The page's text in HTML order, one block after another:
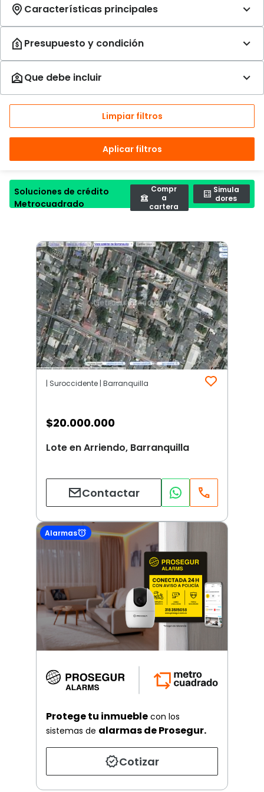
Limpiar filtros
Aplicar filtros
Soluciones de crédito
Metrocuadrado
Compr
a
cartera
Simula
dores
| Suroccidente | Barranquilla
$20.000.000
Lote en Arriendo, Barranquilla
Contactar
Alarmas
Protege tu inmueble con los
sistemas de alarmas de Prosegur.
Cotizar